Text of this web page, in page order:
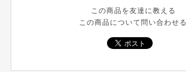
この商品を友達に教える
この商品について問い合わせる